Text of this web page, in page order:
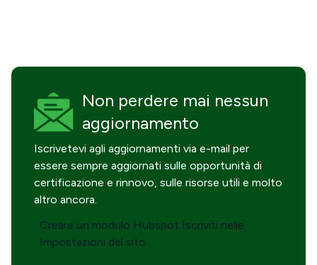
Non perdere mai nessun
aggiornamento
Iscrivetevi agli aggiornamenti via e-mail per
essere sempre aggiornati sulle opportunità di
certificazione e rinnovo, sulle risorse utili e molto
altro ancora.
Creare un modulo Hubspot Iscriviti nelle
Impostazioni del sito.